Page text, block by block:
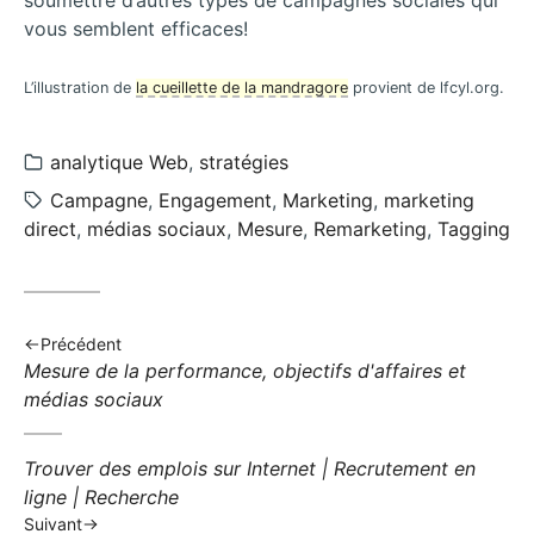
vous semblent efficaces!
L’illustration de la cueillette de la mandragore provient de lfcyl.org.
Catégories:
analytique Web, stratégies
Étiquettes:
Campagne, Engagement, Marketing, marketing
direct, médias sociaux, Mesure, Remarketing, Tagging
Précédent
Billet précédent:
Mesure de la performance, objectifs d'affaires et
médias sociaux
Billet suivant:
Trouver des emplois sur Internet | Recrutement en
ligne | Recherche
Suivant